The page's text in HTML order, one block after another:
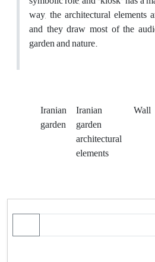
way, the architectural elements
and they draw most of the
garden and nature.
Iranian
garden
Iranian
garden
architectural
elements
Wall